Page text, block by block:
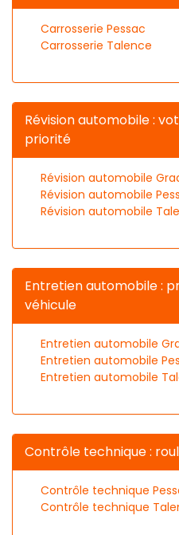
Carrosserie Pessac
Carrosserie Talence
Révision automobile :
priorité
Révision automobile
Révision automobile
Révision automobile
Entretien automobile :
véhicule
Entretien automobile
Entretien automobile
Entretien automobile
Contrôle technique :
Contrôle technique
Contrôle technique